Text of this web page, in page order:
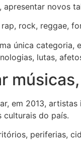
novos
rock, reggae,
única
lutas,
em 2013,
culturais do país.
periferias,